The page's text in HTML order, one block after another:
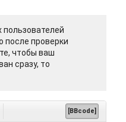
после проверки
чтобы ваш
сразу, то
[BBcode]